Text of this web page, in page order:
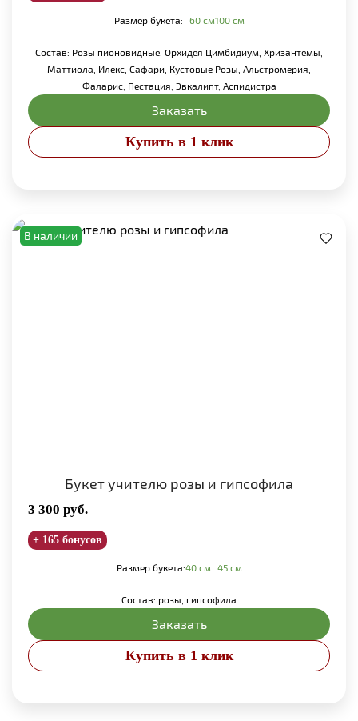
Размер букета: 60 см100 см
Состав: Розы пионовидные, Орхидея Цимбидиум, Хризантемы,
Маттиола, Илекс, Сафари, Кустовые Розы, Альстромерия,
Фаларис, Пестация, Эвкалипт, Аспидистра
Заказать
Купить в 1 клик
В наличии
Букет учителю розы и гипсофила
3 300 руб.
+ 165 бонусов
Размер букета:40 см 45 см
Состав: розы, гипсофила
Заказать
Купить в 1 клик